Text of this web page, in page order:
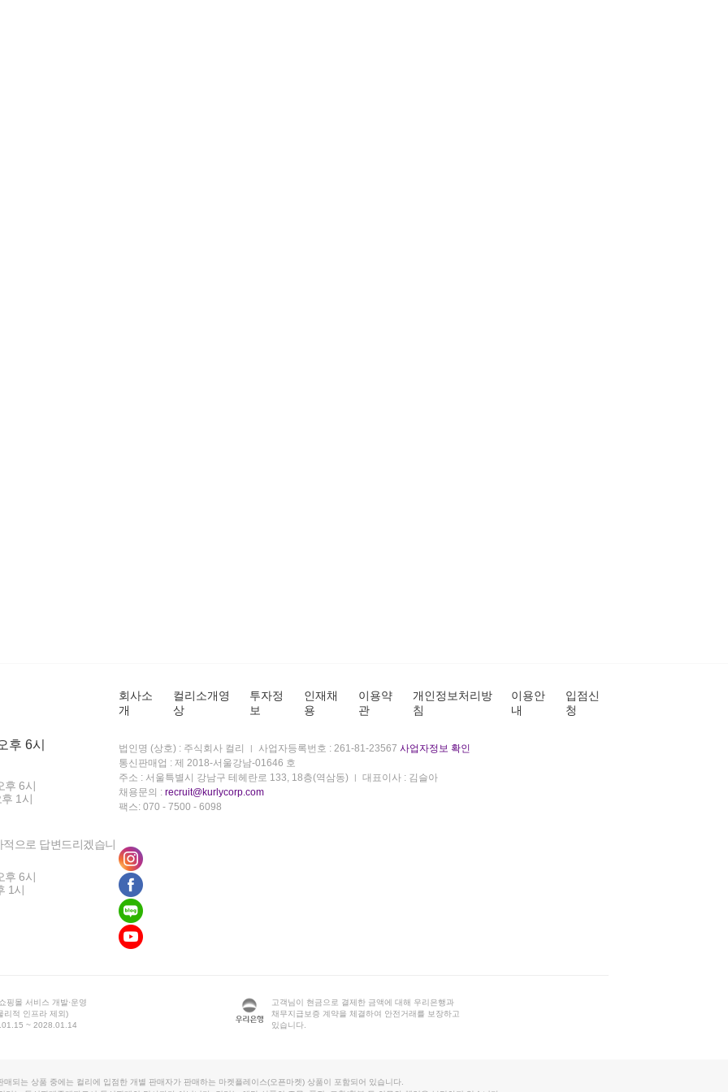
후 6시
후 6시
1시
으로 답변드리겠습니
후 6시
1시
회사소
개
컬리소개영
상
투자정
보
인재채
용
이용약
관
개인정보처리방
침
이용안
내
입점신
청
법인명 (상호) : 주식회사 컬리 사업자등록번호 : 261-81-23567 사업자정보 확인
통신판매업 : 제 2018-서울강남-01646 호
주소 : 서울특별시 강남구 테헤란로 133, 18층(역삼동)
대표이사 : 김슬아
채용문의 : recruit@kurlycorp.com
팩스: 070 - 7500 - 6098
핑몰 서비스 개발·운영
리적 인프라 제외)
~ 2028.01.14
고객님이 현금으로 결제한 금액에 대해 우리은행과
채무지급보증 계약을 체결하여 안전거래를 보장하고
있습니다.
매되는 상품 중에는 컬리에 입점한 개별 판매자가 판매하는 마켓플레이스(오픈마켓) 상품이 포함되어 있습니다.